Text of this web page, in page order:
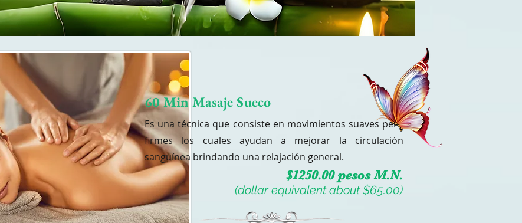
60 Min Masaje Sueco
Es una técnica que consiste en movimientos suaves pero
firmes los cuales ayudan a mejorar la circulación
sanguínea brindando una relajación general.
$1250.00 pesos M.N.
(dollar equivalent about $65.00)